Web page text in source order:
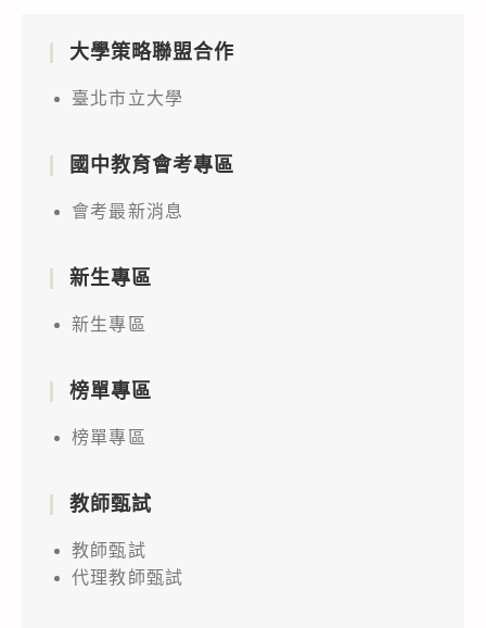
大學策略聯盟合作
臺北市立大學
國中教育會考專區
會考最新消息
新生專區
新生專區
榜單專區
榜單專區
教師甄試
教師甄試
代理教師甄試